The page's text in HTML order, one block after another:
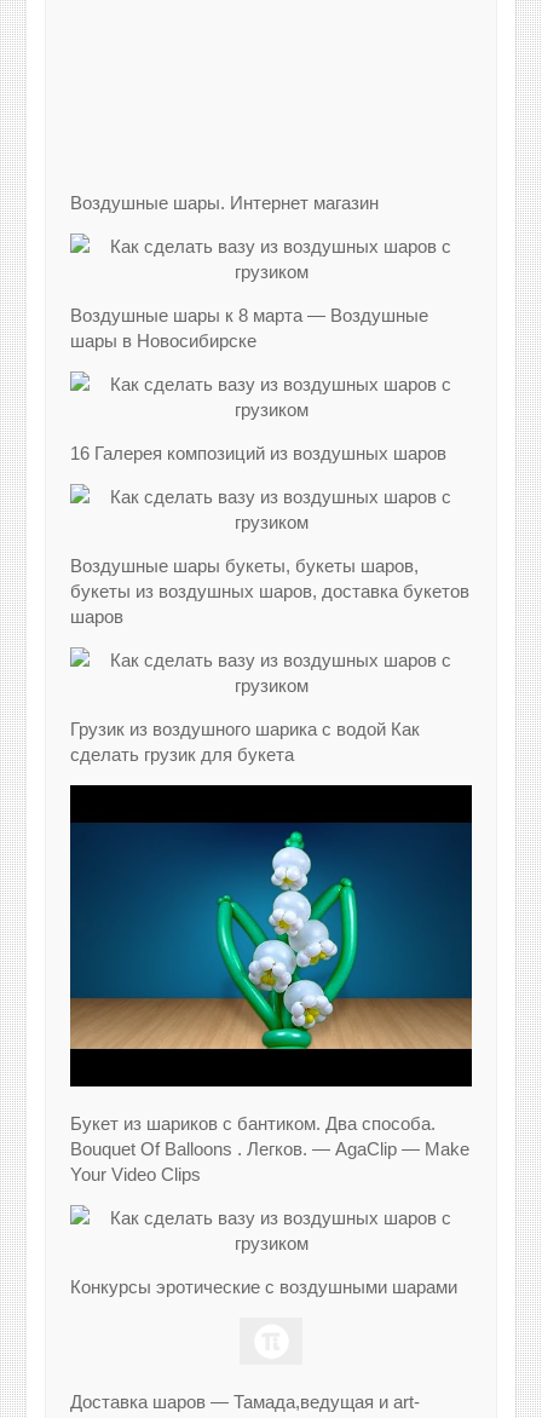
Воздушные шары. Интернет магазин
Воздушные шары к 8 марта — Воздушные
шары в Новосибирске
16 Галерея композиций из воздушных шаров
Воздушные шары букеты, букеты шаров,
букеты из воздушных шаров, доставка букетов
шаров
Грузик из воздушного шарика с водой Как
сделать грузик для букета
Букет из шариков с бантиком. Два способа.
Bouquet Of Balloons . Легков. — AgaClip — Make
Your Video Clips
Конкурсы эротические с воздушными шарами
Доставка шаров — Тамада,ведущая и art-